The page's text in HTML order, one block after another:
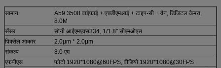
सामान
A59.3508 वाईफ़ाई + एचडीएमआई + टाइप-सी + वैन, डिजिटल कैमरा,
8.0M
सेंसर
सोनी आईएमएक्स334, 1/1.8" सीएमओएस
पिक्सेल आकार
2.0μm * 2.0μm
संकल्प
8.0 एम
एफपीएस
फोटो 1920*1080@60FPS, वीडियो 1920*1080@30FPS